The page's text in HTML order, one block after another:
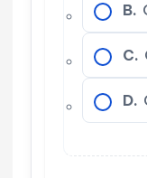
B.
C.
D.